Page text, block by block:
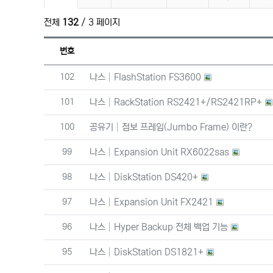
전체 132 / 3 페이지
번호
번호
102 나스 FlashStation FS3600
번호
101 나스 RackStation RS2421+​/​RS2421RP+
번호
100 공유기 점보 프레임(Jumbo Frame) 이란?
번호
99 나스 Expansion Unit RX6022sas
번호
98 나스 DiskStation DS420+
번호
97 나스 Expansion Unit FX2421
번호
96 나스 Hyper Backup 전체 백업 기능
번호
95 나스 DiskStation DS1821+